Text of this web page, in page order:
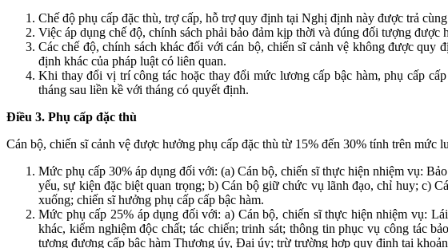
Chế độ phụ cấp đặc thù, trợ cấp, hỗ trợ quy định tại Nghị định này được trả
Việc áp dụng chế độ, chính sách phải bảo đảm kịp thời và đúng đối tượng được
Các chế độ, chính sách khác đối với cán bộ, chiến sĩ cảnh vệ không được
định khác của pháp luật có liên quan.
Khi thay đổi vị trí công tác hoặc thay đổi mức lương cấp bậc hàm, phụ cấp
tháng sau liền kề với tháng có quyết định.
Điều 3. Phụ cấp đặc thù
Cán bộ, chiến sĩ cảnh vệ được hưởng phụ cấp đặc thù từ 15% đến 30% tính trên mức
Mức phụ cấp 30% áp dụng đối với: (a) Cán bộ, chiến sĩ thực hiện nhiệm vụ:
yếu, sự kiện đặc biệt quan trọng; b) Cán bộ giữ chức vụ lãnh đạo, chỉ huy; c)
xuống; chiến sĩ hưởng phụ cấp cấp bậc hàm.
Mức phụ cấp 25% áp dụng đối với: a) Cán bộ, chiến sĩ thực hiện nhiệm vụ:
khác, kiểm nghiệm độc chất; tác chiến; trinh sát; thông tin phục vụ công tác
tương đương cấp bậc hàm Thượng úy, Đại úy; trừ trường hợp quy định tại